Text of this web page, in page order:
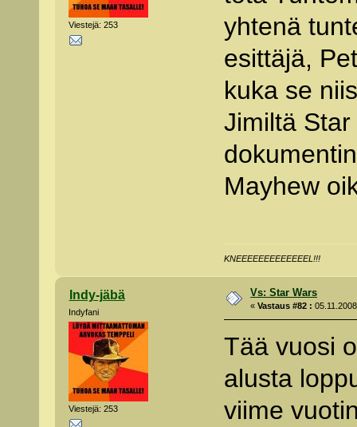
Viestejä: 253
yhtenä
esittäjä,
kuka se
Jimiltä
Mayhew
KNEEEEEEEEEEEEEL!!!
Indy-jäbä
Indyfani
Viestejä: 253
Vs: Star Wars
«Vastaus #82 :
Tää vuosi
alusta
viime